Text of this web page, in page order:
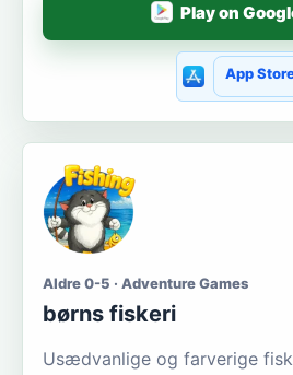
Play on
App
Aldre 0-5 · Adventure Games
børns fiskeri
Usædvanlige og farverige